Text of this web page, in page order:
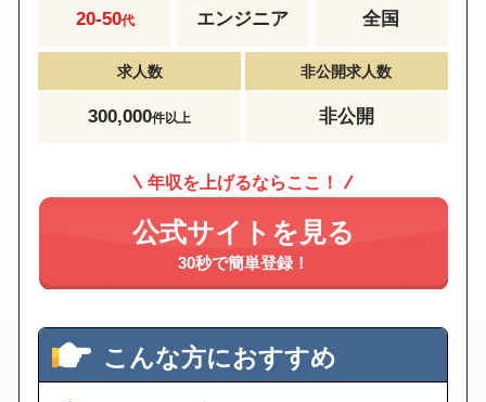
20-50代 エンジニア 全国
求人数
300,000件以上
非公開求人数
非公開
年収を上げるならここ！
公式サイトを見る
30秒で簡単登録！
こんな方におすすめ